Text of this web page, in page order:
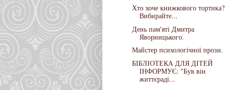
Хто хоче книжкового тортика?
Вибирайте...
День пам'яті Дмитра
Яворницького.
Майстер психологічної прози.
БІБЛІОТЕКА ДЛЯ ДІТЕЙ
ІНФОРМУЄ: "Був вiн
життєрадi...